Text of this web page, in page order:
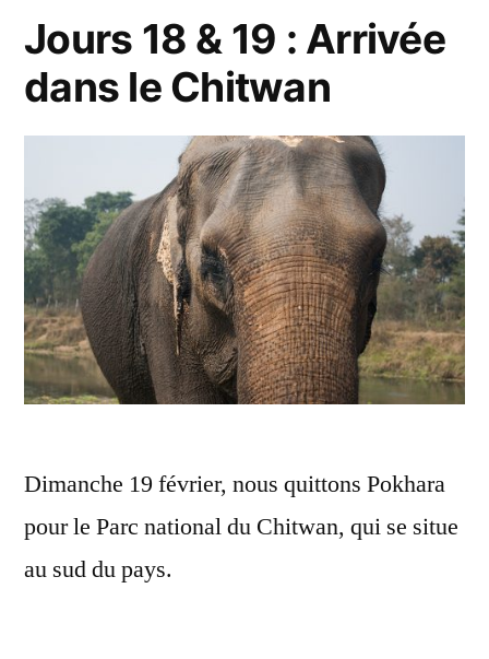
to
the
Jungle
!
Jours 18 & 19 : Arrivée
dans le Chitwan
Dimanche 19 février, nous quittons Pokhara
pour le Parc national du Chitwan, qui se situe
au sud du pays.